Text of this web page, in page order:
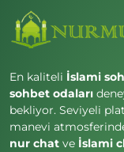
En kaliteli İslami
sohbet odaları
bekliyor. Seviyeli
manevi
nur chat ve İslami